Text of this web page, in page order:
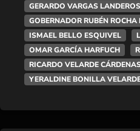
GERARDO VARGAS LANDEROS
GOBERNADOR RUBÉN ROCHA
ISMAEL BELLO ESQUIVEL
OMAR GARCÍA HARFUCH
RICARDO VELARDE
YERALDINE BONILLA